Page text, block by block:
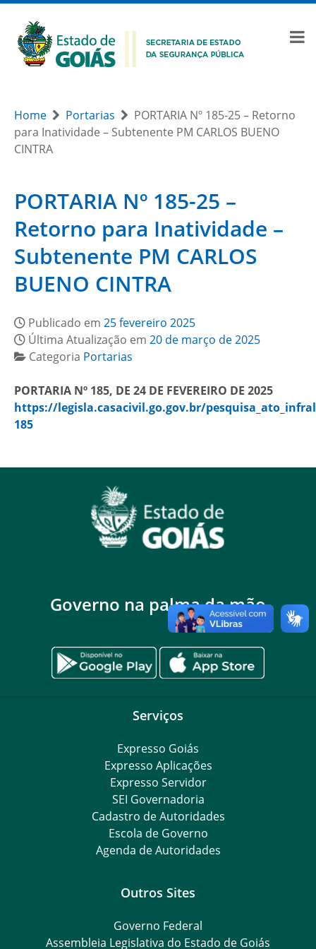
Home Portarias
PORTARIA Nº 185-25 – Retorno
para Inatividade – Subtenente PM CARLOS BUENO
CINTRA
PORTARIA Nº 185-25 –
Retorno para Inatividade –
Subtenente PM CARLOS
BUENO CINTRA
Publicado em 25 fevereiro 2025
Última Atualização em 20 de março de 2025
Categoria Portarias
PORTARIA Nº 185, DE 24 DE FEVEREIRO DE 2025
https://legisla.casacivil.go.gov.br/
185
Governo na palma da mão
Serviços
Expresso Goiás
Expresso Aplicações
Expresso Servidor
SEI Governadoria
Cadastro de Autoridades
Escola de Governo
Agenda de Autoridades
Outros Sites
Governo Federal
Assembleia Legislativa do Estado de Goiás